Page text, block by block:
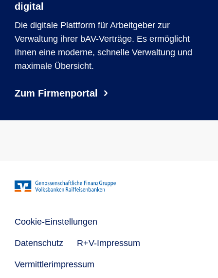
digital
Die digitale Plattform für Arbeitgeber zur
Verwaltung ihrer bAV-Verträge. Es ermöglicht
Ihnen eine moderne, schnelle Verwaltung und
maximale Übersicht.
Zum Firmenportal
Cookie-Einstellungen
Datenschutz R+V-Impressum
Vermittlerimpressum